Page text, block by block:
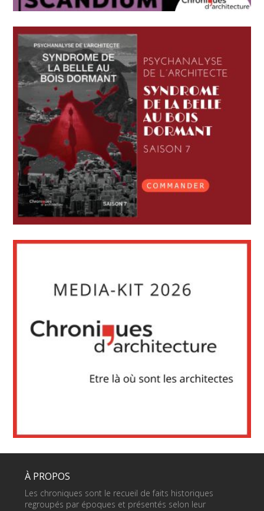
À PROPOS
Les chroniques sont le recueil de faits historiques
regroupés par époques et présentés selon leur